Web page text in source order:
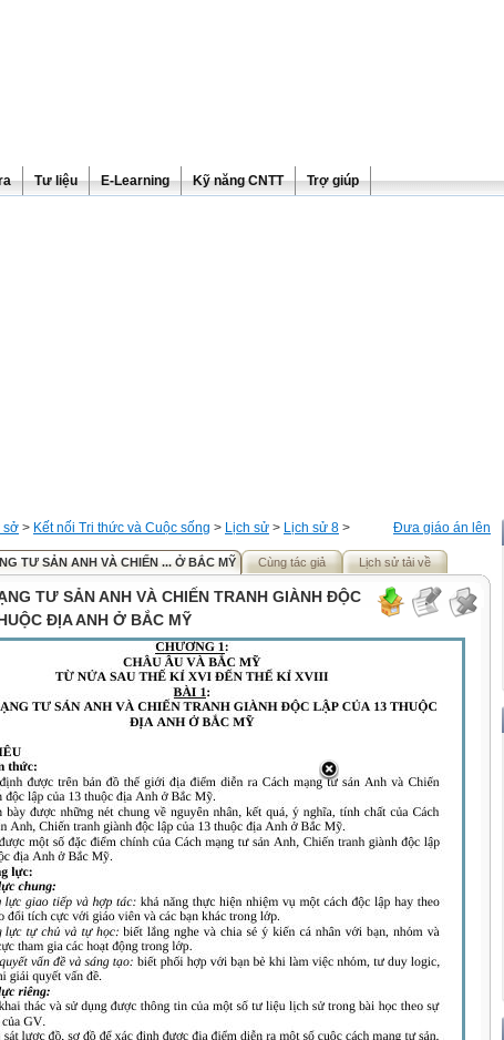
Tư liệu E-Learning Kỹ năng CNTT Trợ giúp
Đưa giáo án lên
sở > Kết nối Tri thức và Cuộc sống > Lịch sử > Lịch sử 8 >
TƯ SẢN ANH VÀ CHIẾN ... Ở BẮC MỸ Cùng tác giả Lịch sử tải về
TƯ SẢN ANH VÀ CHIẾN TRANH GIÀNH ĐỘC
ĐỊA ANH Ở BẮC MỸ